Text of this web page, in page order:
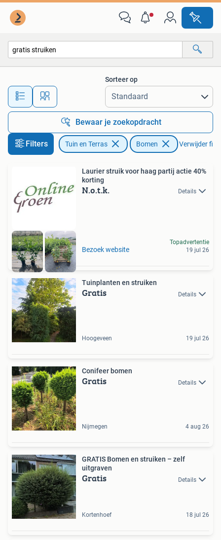
Alle afstanden…
Sorteer op
Bewaar je zoekopdracht
Filters Tuin en Terras Bomen Verwijder
Laurier struik voor haag partij actie 40%
korting
N.o.t.k. Details
Bezoek website
Topadvertentie
19 jul 26
Tuinplanten en struiken
Gratis Details
Hoogeveen 19 jul 26
Conifeer bomen
Gratis Details
Nijmegen 4 aug 26
GRATIS Bomen en struiken – zelf
uitgraven
Gratis Details
Kortenhoef 18 jul 26